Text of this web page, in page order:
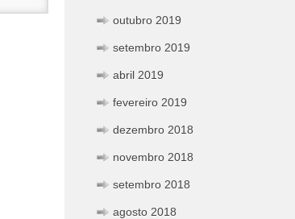
outubro 2019
setembro 2019
abril 2019
fevereiro 2019
dezembro 2018
novembro 2018
setembro 2018
agosto 2018